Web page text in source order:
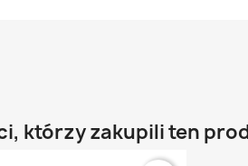
którzy zakupili ten